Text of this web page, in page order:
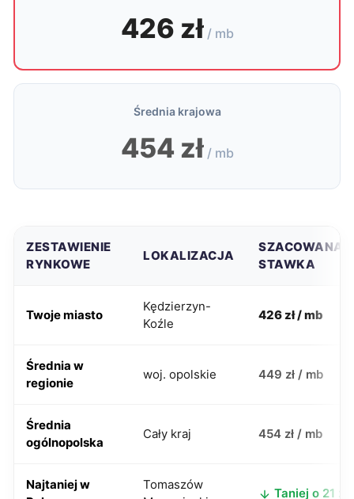
426 zł / mb
Średnia krajowa
454 zł / mb
ZESTAWIENIE
RYNKOWE
LOKALIZACJA
SZACOWANA
STAWKA
Twoje miasto
Kędzierzyn-
Koźle
426 zł / mb
Średnia w
regionie
woj. opolskie 449 zł / mb
Średnia
ogólnopolska
Cały kraj 454 zł / mb
Najtaniej w
Tomaszów
Taniej o 21 zł